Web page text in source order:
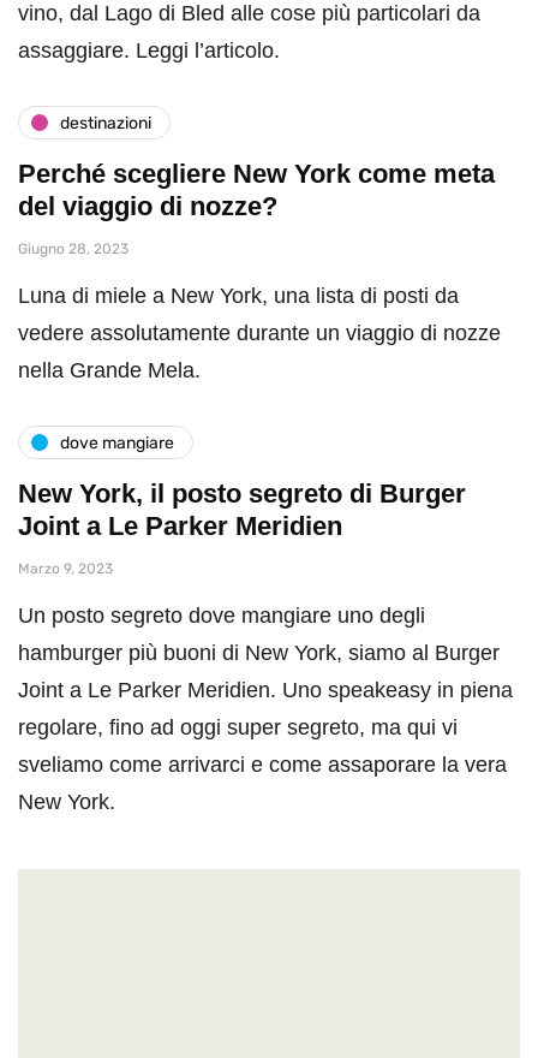
vino, dal Lago di Bled alle cose più particolari da
assaggiare. Leggi l’articolo.
destinazioni
Perché scegliere New York come meta
del viaggio di nozze?
Giugno 28, 2023
Luna di miele a New York, una lista di posti da
vedere assolutamente durante un viaggio di nozze
nella Grande Mela.
dove mangiare
New York, il posto segreto di Burger
Joint a Le Parker Meridien
Marzo 9, 2023
Un posto segreto dove mangiare uno degli
hamburger più buoni di New York, siamo al Burger
Joint a Le Parker Meridien. Uno speakeasy in piena
regolare, fino ad oggi super segreto, ma qui vi
sveliamo come arrivarci e come assaporare la vera
New York.